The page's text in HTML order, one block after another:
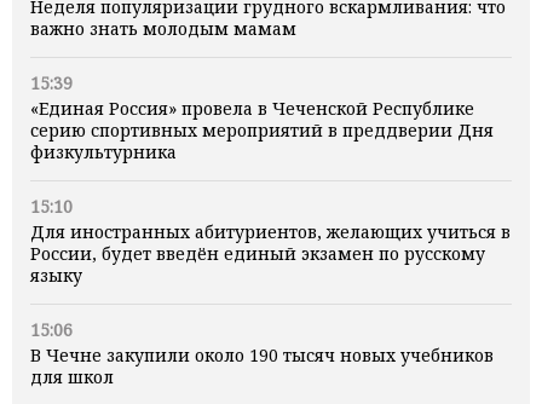
Неделя популяризации грудного вскармливания: что
важно знать молодым мамам
15:39
«Единая Россия» провела в Чеченской Республике
серию спортивных мероприятий в преддверии Дня
физкультурника
15:10
Для иностранных абитуриентов, желающих учиться в
России, будет введён единый экзамен по русскому
языку
15:06
В Чечне закупили около 190 тысяч новых учебников
для школ